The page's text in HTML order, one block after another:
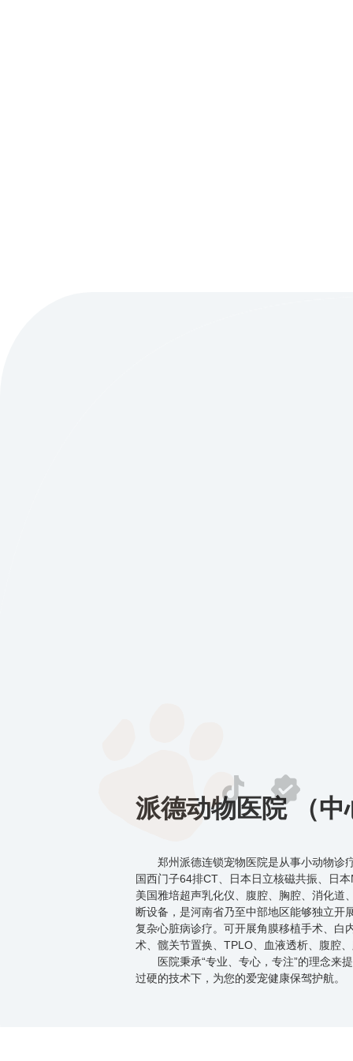
派德动物医院 （中
郑州派德连锁宠物医院是从事小动物诊
国西门子64排CT、日本日立核磁共振、日
美国雅培超声乳化仪、腹腔、胸腔、消化道
断设备，是河南省乃至中部地区能够独立开
复杂心脏病诊疗。可开展角膜移植手术、白
术、髋关节置换、TPLO、血液透析、腹腔
医院秉承“专业、专心，专注”的理念来
过硬的技术下，为您的爱宠健康保驾护航。